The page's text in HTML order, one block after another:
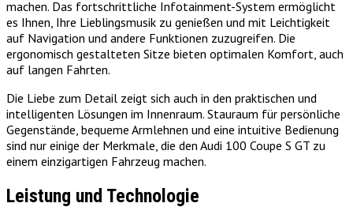
machen. Das fortschrittliche Infotainment-System ermöglicht
es Ihnen, Ihre Lieblingsmusik zu genießen und mit Leichtigkeit
auf Navigation und andere Funktionen zuzugreifen. Die
ergonomisch gestalteten Sitze bieten optimalen Komfort, auch
auf langen Fahrten.
Die Liebe zum Detail zeigt sich auch in den praktischen und
intelligenten Lösungen im Innenraum. Stauraum für persönliche
Gegenstände, bequeme Armlehnen und eine intuitive Bedienung
sind nur einige der Merkmale, die den Audi 100 Coupe S GT zu
einem einzigartigen Fahrzeug machen.
Leistung und Technologie